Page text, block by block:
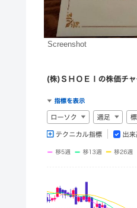
Screenshot